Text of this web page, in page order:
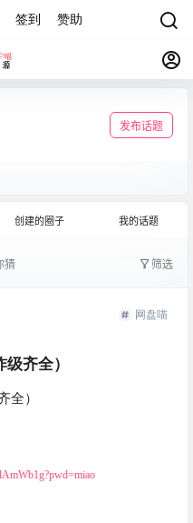
签到 赞助
发布话题
创建的圈子 我的话题
猜 筛选
网盘喵
齐全）
全）